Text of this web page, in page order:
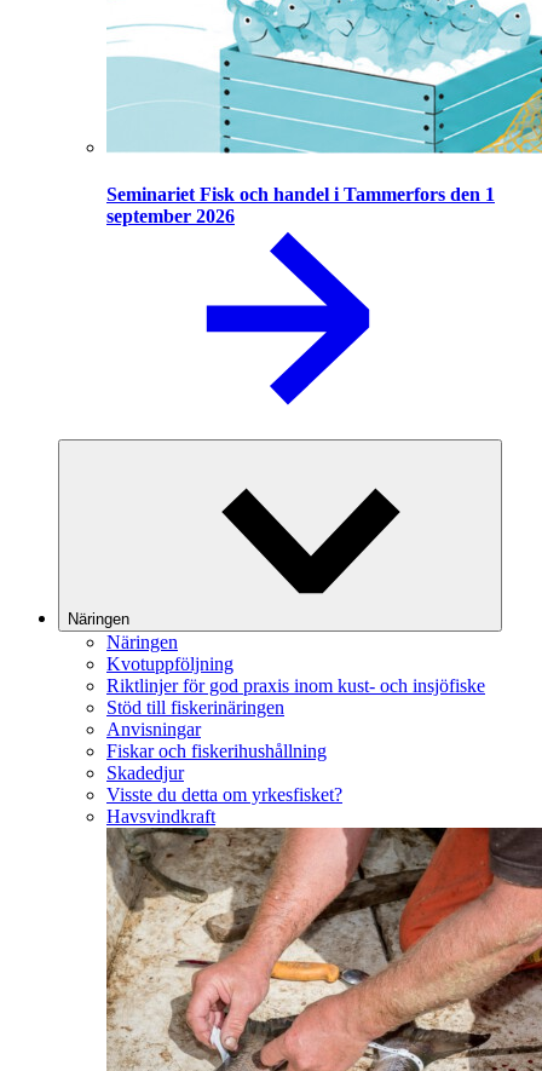
Seminariet Fisk och handel i Tammerfors den 1
september 2026
Näringen
Näringen
Kvotuppföljning
Riktlinjer för god praxis inom kust- och insjöfiske
Stöd till fiskerinäringen
Anvisningar
Fiskar och fiskerihushållning
Skadedjur
Visste du detta om yrkesfisket?
Havsvindkraft